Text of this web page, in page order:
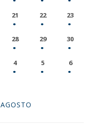
21 22 23
28 29 30
4 5 6
AGOSTO